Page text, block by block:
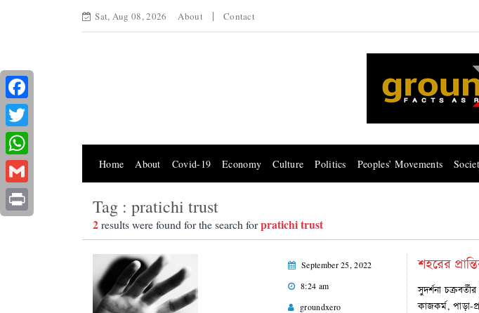
Sat, Aug 08, 2026 About Contact
Home About Covid-19 Economy Culture Politics Peoples’ Movements
Tag : pratichi trust
2results were found for the search forpratichi trust
September 25, 2022
8:24 am
groundxero
শহরের
সুদর্শনা
কাজকর্ম, পাড়া-
Facebook
Twitter
WhatsApp
Gmail